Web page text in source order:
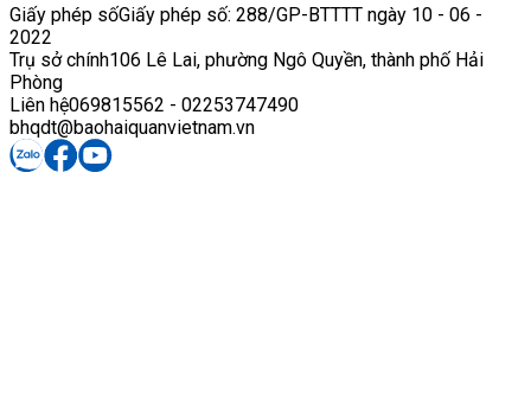
Giấy phép sốGiấy phép số: 288/GP-BTTTT ngày 10 - 06 -
2022
Trụ sở chính106 Lê Lai, phường Ngô Quyền, thành phố Hải
Phòng
Liên hệ069815562 - 02253747490
bhqdt@baohaiquanvietnam.vn